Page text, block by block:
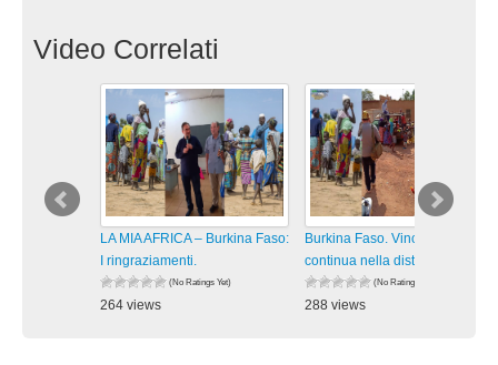
Video Correlati
LA MIA AFRICA – Burkina Faso:
I ringraziamenti.
(No Ratings Yet)
264 views
Burkina Faso. Vincenzo
continua nella distribuzione dei
(No Ratings Yet)
288 views